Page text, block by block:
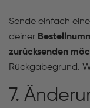
Sende einfach
deiner
zurücksenden
Rückgabegrund.
7.